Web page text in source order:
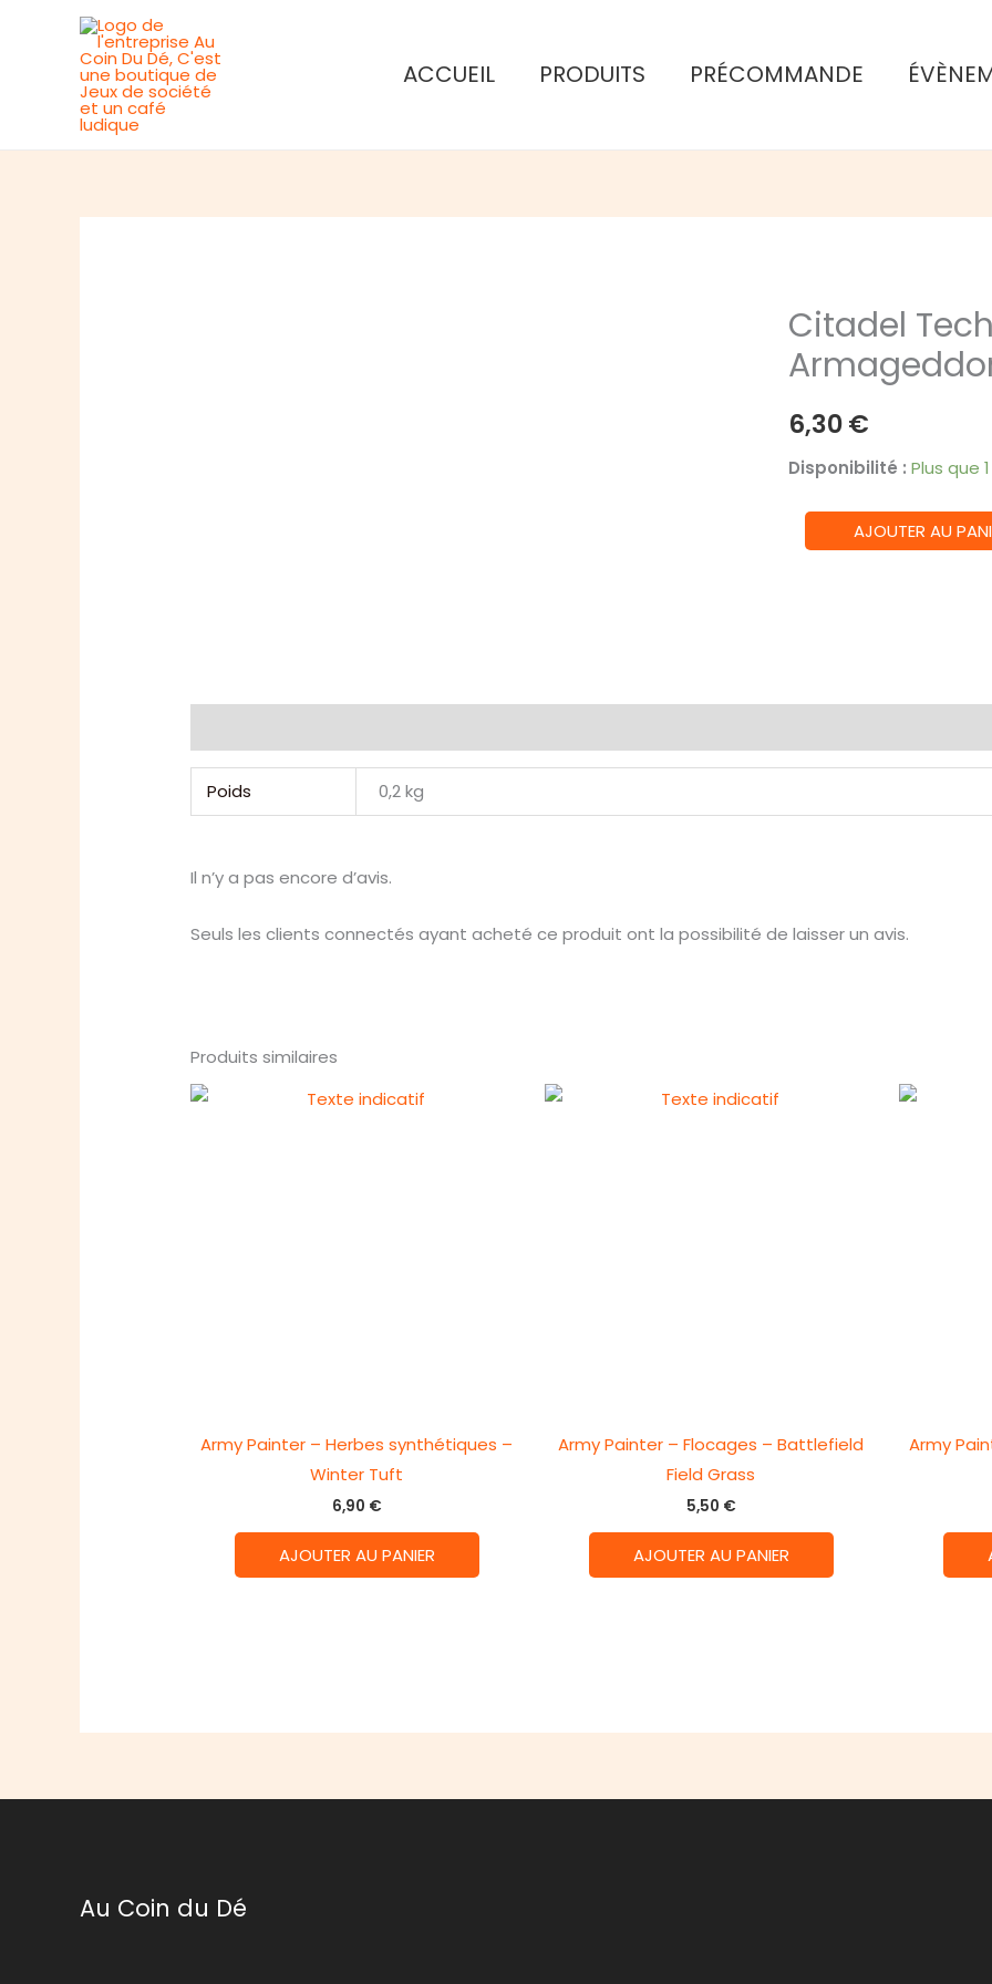
ACCUEIL PRODUITS PRÉCOMMANDE
Citadel
6,30€
Disponibilité : Plus que
quantité
de
Dust
AJOUTER AU
Poids 0,2 kg
Il n’y a pas encore d’avis.
Seuls les clients connectés ayant acheté ce produit ont la possibilité de laisser un avis.
Produits similaires
Army Painter – Herbes synthétiques –
Winter Tuft
6,90 €
AJOUTER AU PANIER
Army Painter – Flocages – Battlefield
Field Grass
5,50 €
AJOUTER AU PANIER
Army
Au Coin du Dé